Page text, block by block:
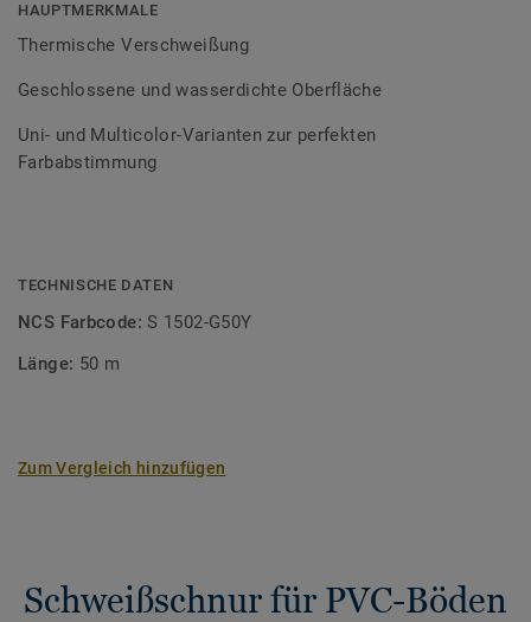
Bodenbelagssortiment abgestimmt. Durch die Verwendung
von Kontrastfarben lassen sich auch besondere
HAUPTMERKMALE
Thermische Verschweißung
Geschlossene und wasserdichte Oberfläche
Uni- und Multicolor-Varianten zur perfekten
Farbabstimmung
TECHNISCHE DATEN
NCS Farbcode:S 1502-G50Y
Länge: 50 m
Zum Vergleich hinzufügen
Schweißschnur für PVC-Böden